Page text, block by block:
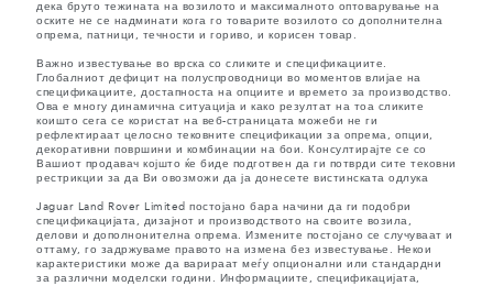
дека бруто тежината на возилото и максималното оптоварување на
оските не се надминати кога го товарите возилото со дополнителна
опрема, патници, течности и гориво, и корисен товар.
Важно известување во врска со сликите и спецификациите.
Глобалниот дефицит на полуспроводници во моментов влијае на
спецификациите, достапноста на опциите и времето за производство.
Ова е многу динамична ситуација и како резултат на тоа сликите
коишто сега се користат на веб-страницата можеби не ги
рефлектираат целосно тековните спецификации за опрема, опции,
декоративни површини и комбинации на бои. Консултирајте се со
Вашиот продавач којшто ќе биде подготвен да ги потврди сите тековни
рестрикции за да Ви овозможи да ја донесете вистинската одлука
Jaguar Land Rover Limited постојано бара начини да ги подобри
спецификацијата, дизајнот и производството на своите возила,
делови и дополнонителна опрема. Измените постојано се случуваат и
оттаму, го задржуваме правото на измена без известување. Некои
карактеристики може да варираат меѓу опционални или стандардни
за различни моделски години. Информациите, спецификацијата,